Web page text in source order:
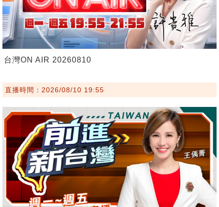
台灣ON AIR 20260810
直播時間：2026/08/10 19:55